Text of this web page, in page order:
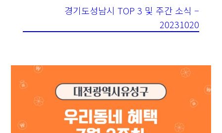
경기도성남시 TOP 3 및 주간 소식 –
20231020